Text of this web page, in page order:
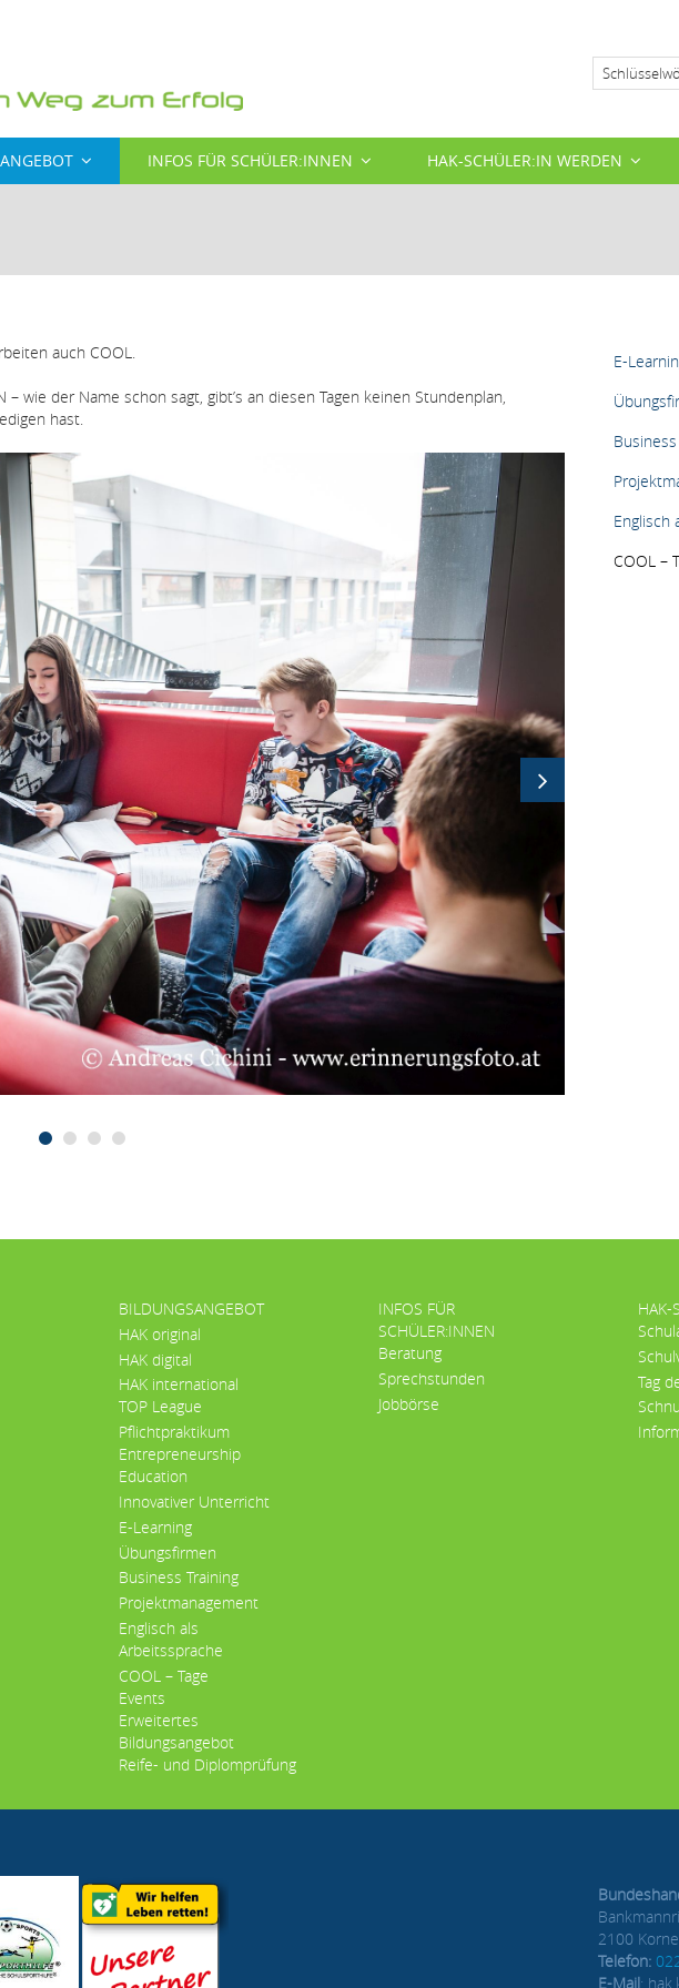
Suche
INFOS FÜR SCHÜLER:INNEN HAK-SCHÜLER:IN WERDEN
auch COOL.
– wie der Name schon sagt, gibt’s an diesen Tagen keinen Stundenplan,
hast.
E-
Englisch
COOL –
BILDUNGSANGEBOT
HAK original
HAK digital
HAK international
TOP League
Pflichtpraktikum
Entrepreneurship
Education
Innovativer Unterricht
E-Learning
Übungsfirmen
Business Training
Projektmanagement
Englisch als
Arbeitssprache
COOL – Tage
Events
Erweitertes
Bildungsangebot
Reife- und Diplomprüfung
INFOS FÜR
SCHÜLER:INNEN
Beratung
Sprechstunden
Jobbörse
HAK-
Tag
2100
Telefon:
E-Mail: